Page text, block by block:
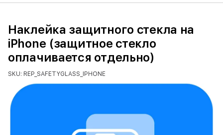
Наклейка защитного стекла на
iPhone (защитное стекло
оплачивается отдельно)
SKU: REP_SAFETYGLASS_IPHONE